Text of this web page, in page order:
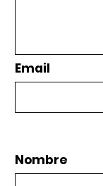
Email
Nombre